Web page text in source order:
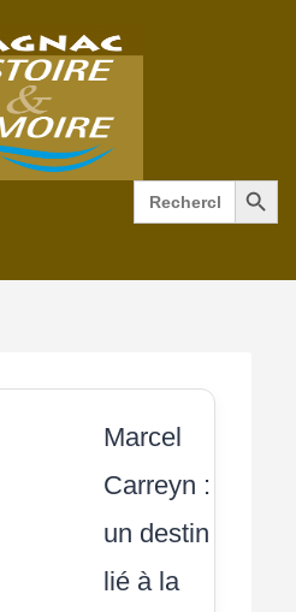
Search
for:
Search Button
Marcel
Carreyn :
un destin
lié à la